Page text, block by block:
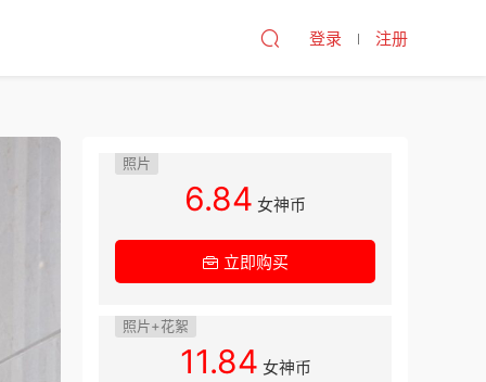
登录 注册
照片
6.84 女神币
立即购买
照片+花絮
11.84 女神币